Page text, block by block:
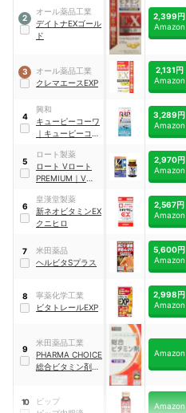
2
オール薬品工業
デイトナEXゴール
ド
2,399円
Amazon
3
オール薬品工業
クレマエースEXP
2,131円
Amazon
4
興和
キューピーコーワ
｜ キューピーコー
3,289円
Amazon
5
ロート製薬
ロート Vロート
PREMIUM ｜ Vロー
内服錠
2,970円
Amazon
6
皇漢堂製薬
新ネオビタミンEX
クニヒロ
2,567円
Amazon
7
米田薬品
ヘルビタSプラス
5,600円
Amazon
8
寧薬化学工業
ビタトレールEXP
2,998円
Amazon
9
米田薬品工業
PHARMA CHOICE
総合ビタミン剤 ア
Amazon
10
ピップ
Amazon